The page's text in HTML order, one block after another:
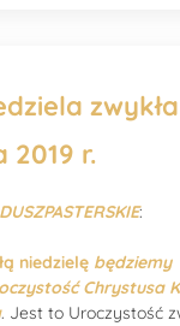
2019 r.
:
niedzielę będziemy
Chrystusa
. Jest to Uroczystość